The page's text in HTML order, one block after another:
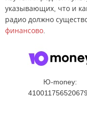
указывающих, что и
радио должно
финансово
Ю-money: